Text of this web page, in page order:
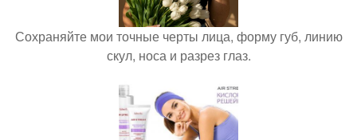
Сохраняйте мои точные черты лица, форму губ, линию
скул, носа и разрез глаз.